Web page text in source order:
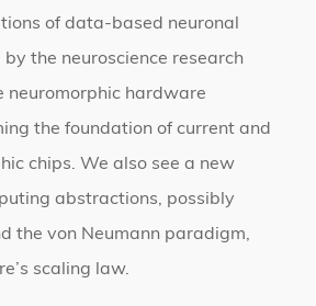
of data-based neuronal
the neuroscience research
neuromorphic hardware
the foundation of current and
chips. We also see a new
abstractions, possibly
the von Neumann paradigm,
scaling law.